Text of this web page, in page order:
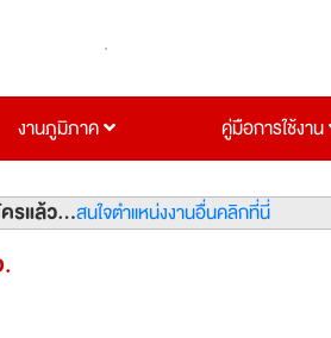
งานภูมิภาค คู่มือการใช้งาน
รแล้ว...สนใจตำแหน่งงานอื่นคลิกที่นี่